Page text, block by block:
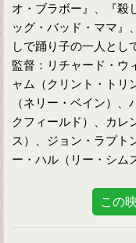
オ・ブラボー』、『殺
ッグ・バッド・ママ』
しで踊り子の一人とし
監督：リチャード・
ャム（クリント・トリ
（ネリー・ベイン）
クフィールド）、カレ
ス）、ジョン・ラプト
ー・ハル（リー・シム
この